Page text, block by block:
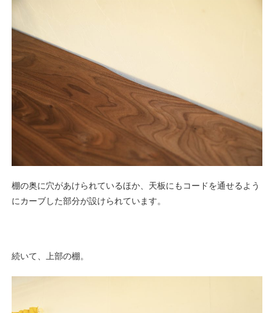
棚の奥に穴があけられているほか、天板にもコードを通せるよう
にカーブした部分が設けられています。
続いて、上部の棚。